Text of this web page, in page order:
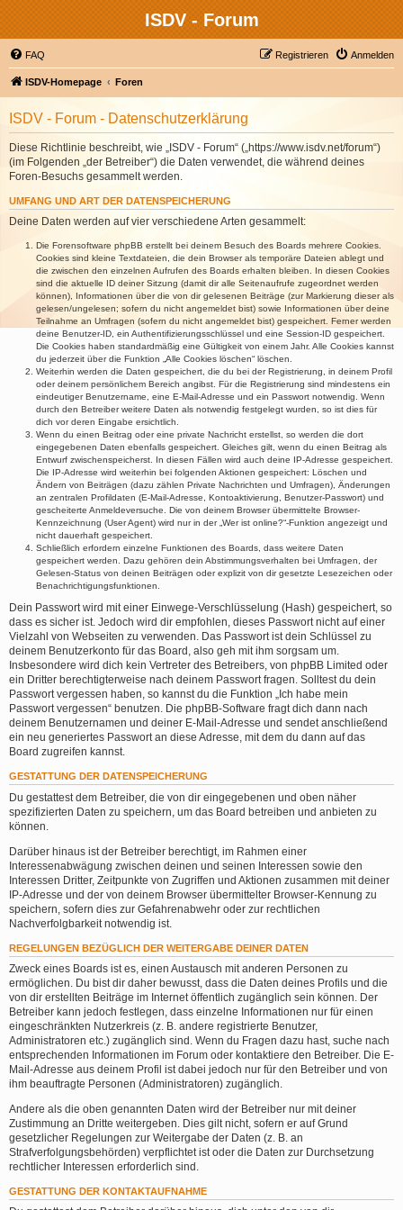
ISDV - Forum
FAQ Anmelden
Registrieren
ISDV-Homepage Foren
ISDV - Forum - Datenschutzerklärung
Diese Richtlinie beschreibt, wie „ISDV - Forum“ („https://www.isdv.net/forum“)
(im Folgenden „der Betreiber“) die Daten verwendet, die während deines
Foren-Besuchs gesammelt werden.
UMFANG UND ART DER DATENSPEICHERUNG
Deine Daten werden auf vier verschiedene Arten gesammelt:
Die Forensoftware phpBB erstellt bei deinem Besuch des Boards mehrere Cookies.
Cookies sind kleine Textdateien, die dein Browser als temporäre Dateien ablegt und
die zwischen den einzelnen Aufrufen des Boards erhalten bleiben. In diesen Cookies
sind die aktuelle ID deiner Sitzung (damit dir alle Seitenaufrufe zugeordnet werden
können), Informationen über die von dir gelesenen Beiträge (zur Markierung dieser als
gelesen/ungelesen; sofern du nicht angemeldet bist) sowie Informationen über deine
Teilnahme an Umfragen (sofern du nicht angemeldet bist) gespeichert. Ferner werden
deine Benutzer-ID, ein Authentifizierungsschlüssel und eine Session-ID gespeichert.
Die Cookies haben standardmäßig eine Gültigkeit von einem Jahr. Alle Cookies kannst
du jederzeit über die Funktion „Alle Cookies löschen“ löschen.
Weiterhin werden die Daten gespeichert, die du bei der Registrierung, in deinem Profil
oder deinem persönlichem Bereich angibst. Für die Registrierung sind mindestens ein
eindeutiger Benutzername, eine E-Mail-Adresse und ein Passwort notwendig. Wenn
durch den Betreiber weitere Daten als notwendig festgelegt wurden, so ist dies für
dich vor deren Eingabe ersichtlich.
Wenn du einen Beitrag oder eine private Nachricht erstellst, so werden die dort
eingegebenen Daten ebenfalls gespeichert. Gleiches gilt, wenn du einen Beitrag als
Entwurf zwischenspeicherst. In diesen Fällen wird auch deine IP-Adresse gespeichert.
Die IP-Adresse wird weiterhin bei folgenden Aktionen gespeichert: Löschen und
Ändern von Beiträgen (dazu zählen Private Nachrichten und Umfragen), Änderungen
an zentralen Profildaten (E-Mail-Adresse, Kontoaktivierung, Benutzer-Passwort) und
gescheiterte Anmeldeversuche. Die von deinem Browser übermittelte Browser-
Kennzeichnung (User Agent) wird nur in der „Wer ist online?“-Funktion angezeigt und
nicht dauerhaft gespeichert.
Schließlich erfordern einzelne Funktionen des Boards, dass weitere Daten
gespeichert werden. Dazu gehören dein Abstimmungsverhalten bei Umfragen, der
Gelesen-Status von deinen Beiträgen oder explizit von dir gesetzte Lesezeichen oder
Benachrichtigungsfunktionen.
Dein Passwort wird mit einer Einwege-Verschlüsselung (Hash) gespeichert, so
dass es sicher ist. Jedoch wird dir empfohlen, dieses Passwort nicht auf einer
Vielzahl von Webseiten zu verwenden. Das Passwort ist dein Schlüssel zu
deinem Benutzerkonto für das Board, also geh mit ihm sorgsam um.
Insbesondere wird dich kein Vertreter des Betreibers, von phpBB Limited oder
ein Dritter berechtigterweise nach deinem Passwort fragen. Solltest du dein
Passwort vergessen haben, so kannst du die Funktion „Ich habe mein
Passwort vergessen“ benutzen. Die phpBB-Software fragt dich dann nach
deinem Benutzernamen und deiner E-Mail-Adresse und sendet anschließend
ein neu generiertes Passwort an diese Adresse, mit dem du dann auf das
Board zugreifen kannst.
GESTATTUNG DER DATENSPEICHERUNG
Du gestattest dem Betreiber, die von dir eingegebenen und oben näher
spezifizierten Daten zu speichern, um das Board betreiben und anbieten zu
können.
Darüber hinaus ist der Betreiber berechtigt, im Rahmen einer
Interessenabwägung zwischen deinen und seinen Interessen sowie den
Interessen Dritter, Zeitpunkte von Zugriffen und Aktionen zusammen mit deiner
IP-Adresse und der von deinem Browser übermittelter Browser-Kennung zu
speichern, sofern dies zur Gefahrenabwehr oder zur rechtlichen
Nachverfolgbarkeit notwendig ist.
REGELUNGEN BEZÜGLICH DER WEITERGABE DEINER DATEN
Zweck eines Boards ist es, einen Austausch mit anderen Personen zu
ermöglichen. Du bist dir daher bewusst, dass die Daten deines Profils und die
von dir erstellten Beiträge im Internet öffentlich zugänglich sein können. Der
Betreiber kann jedoch festlegen, dass einzelne Informationen nur für einen
eingeschränkten Nutzerkreis (z. B. andere registrierte Benutzer,
Administratoren etc.) zugänglich sind. Wenn du Fragen dazu hast, suche nach
entsprechenden Informationen im Forum oder kontaktiere den Betreiber. Die E-
Mail-Adresse aus deinem Profil ist dabei jedoch nur für den Betreiber und von
ihm beauftragte Personen (Administratoren) zugänglich.
Andere als die oben genannten Daten wird der Betreiber nur mit deiner
Zustimmung an Dritte weitergeben. Dies gilt nicht, sofern er auf Grund
gesetzlicher Regelungen zur Weitergabe der Daten (z. B. an
Strafverfolgungsbehörden) verpflichtet ist oder die Daten zur Durchsetzung
rechtlicher Interessen erforderlich sind.
GESTATTUNG DER KONTAKTAUFNAHME